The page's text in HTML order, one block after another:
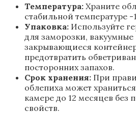
Температура: Храните
стабильной температуре -
Упаковка: Используйте
для заморозки,
закрывающиеся
предотвратить
посторонних запахов.
Срок хранения: При
облепиха может
камере до 12 месяцев без
свойств.